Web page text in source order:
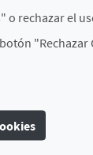
rechazar el
"Rechazar